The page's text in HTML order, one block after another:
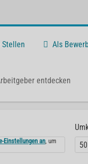
Stellen Als
entdecken
Einstellungen an, um